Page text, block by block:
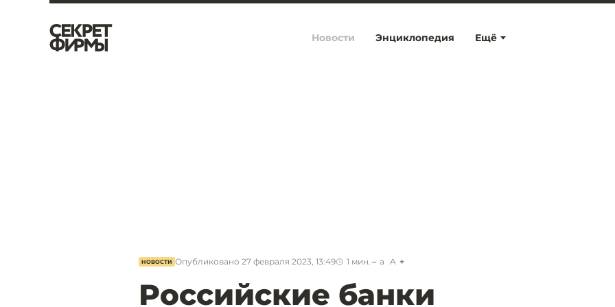
Ещё
Новости Энциклопедия
НОВОСТИ Опубликовано 27 февраля 2023, 13:49 1 мин. a A
Российские банки